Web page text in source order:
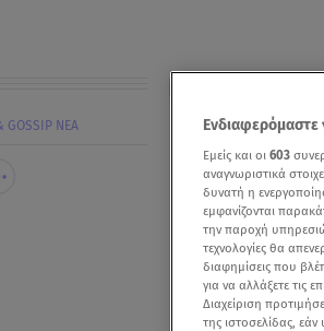
GOSSIP ΝΕΑ Ενδιαφερόμαστε
Εμείς και οι 603
αναγνωριστικά
δυνατή η
εμφανίζονται
την παροχή
τεχνολογίες θα
διαφημίσεις που
για να αλλάξετε τις
Διαχείριση
της ιστοσελίδας,